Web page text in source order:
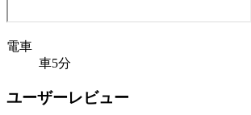
電車
車5分
ユーザーレビュー